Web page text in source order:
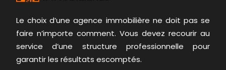
Le choix d’une agence immobilière ne doit pas se
faire n’importe comment. Vous devez recourir au
service d’une structure professionnelle pour
garantir les résultats escomptés.